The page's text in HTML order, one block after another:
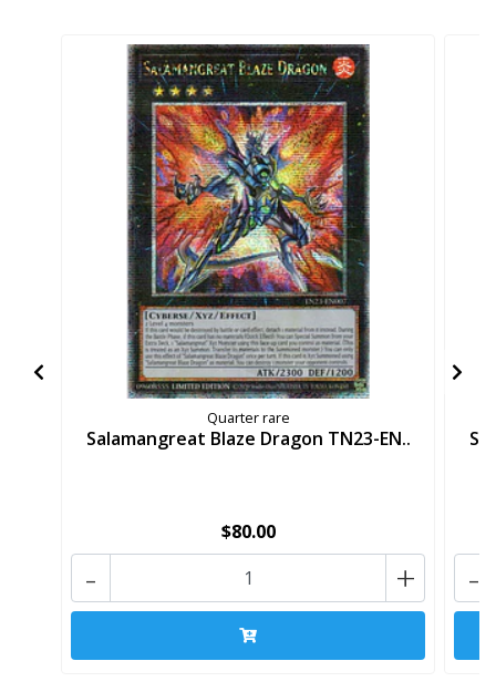
Quarter rare
Salamangreat Blaze Dragon TN23-EN..
$80.00
+
- -